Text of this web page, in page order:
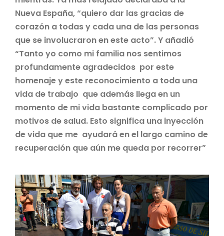
Nueva España, “quiero dar las gracias de
corazón a todas y cada una de las personas
que se involucraron en este acto”. Y añadió
“Tanto yo como mi familia nos sentimos
profundamente agradecidos por este
homenaje y este reconocimiento a toda una
vida de trabajo que además llega en un
momento de mi vida bastante complicado por
motivos de salud. Esto significa una inyección
de vida que me ayudará en el largo camino de
recuperación que aún me queda por recorrer”